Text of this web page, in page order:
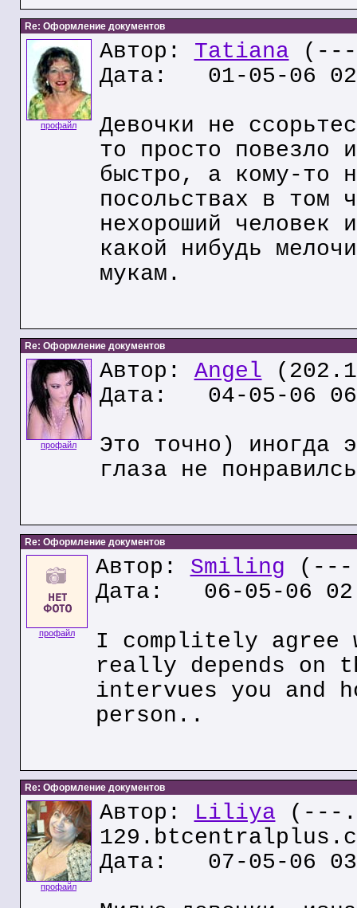
Re: Оформление документов
профайл
Автор: Tatiana (---
Дата: 01-05-06
Девочки не
то просто повезло
быстро, а кому-то
посольствах в том
нехороший человек
какой нибудь
мукам.
Re: Оформление документов
профайл
Автор: Angel
Дата: 04-05-06
Это точно) иногда
глаза не
Re: Оформление документов
профайл
Автор: Smiling (---
Дата: 06-05-06
I complitely agree
really depends on
intervues you and
person..
Re: Оформление документов
профайл
Автор: Liliya (---
Дата: 07-05-06